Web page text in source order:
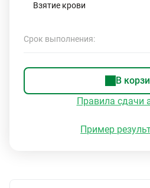
Взятие крови
Срок выполнения:
В
Правила сдачи
Пример